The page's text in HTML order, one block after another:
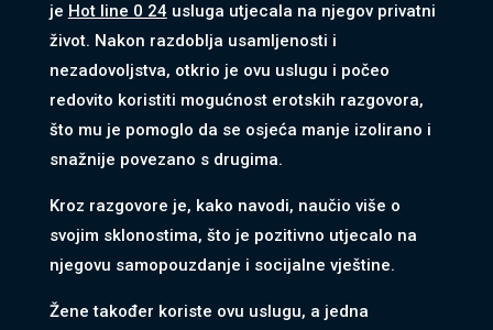
je Hot line 0 24usluga utjecala na njegov privatni
život. Nakon razdoblja usamljenosti i
nezadovoljstva, otkrio je ovu uslugu i počeo
redovito koristiti mogućnost erotskih razgovora,
što mu je pomoglo da se osjeća manje izolirano i
snažnije povezano s drugima.
Kroz razgovore je, kako navodi, naučio više o
svojim sklonostima, što je pozitivno utjecalo na
njegovu samopouzdanje i socijalne vještine.
Žene također koriste ovu uslugu, a jedna